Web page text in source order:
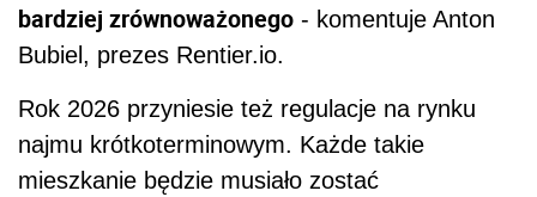
bardziej zrównoważonego - komentuje Anton
Bubiel, prezes Rentier.io.
Rok 2026 przyniesie też regulacje na rynku
najmu krótkoterminowym. Każde takie
mieszkanie będzie musiało zostać